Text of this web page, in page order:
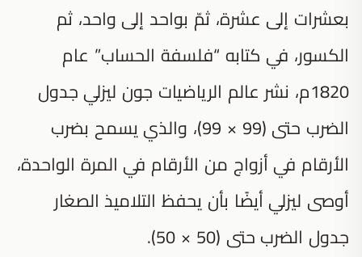
بعشرات إلى عشرة، ثمّ بواحد إلى واحد، ثم
الكسور، في كتابه “فلسفة الحساب” عام
1820م، نشر عالم الرياضيات جون ليزلي جدول
الضرب حتى (99 × 99)، والذي يسمح بضرب
الأرقام في أزواج من الأرقام في المرة الواحدة،
أوصى ليزلي أيضًا بأن يحفظ التلاميذ الصغار
جدول الضرب حتى (50 × 50).